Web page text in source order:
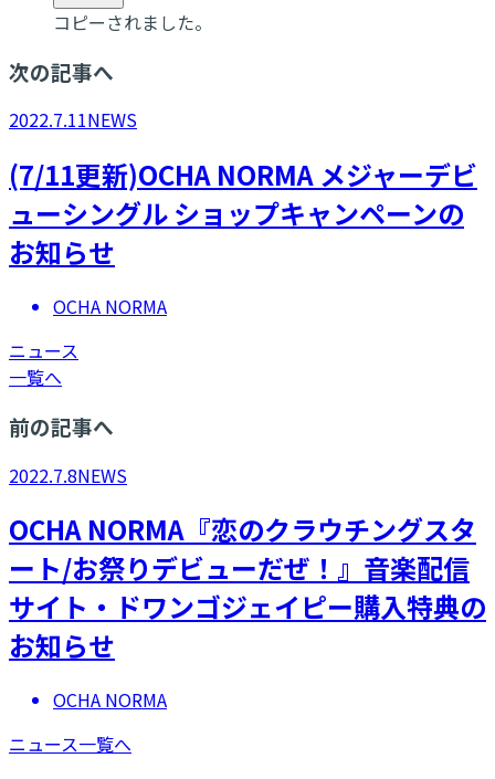
コピーされました。
次の記事へ
2022.7.11NEWS
(7/11更新)OCHA NORMA メジャーデビ
ューシングル ショップキャンペーンの
お知らせ
OCHA NORMA
ニュース
一覧へ
前の記事へ
2022.7.8NEWS
OCHA NORMA『恋のクラウチングスタ
ート/お祭りデビューだぜ！』音楽配信
サイト・ドワンゴジェイピー購入特典の
お知らせ
OCHA NORMA
ニュース一覧へ